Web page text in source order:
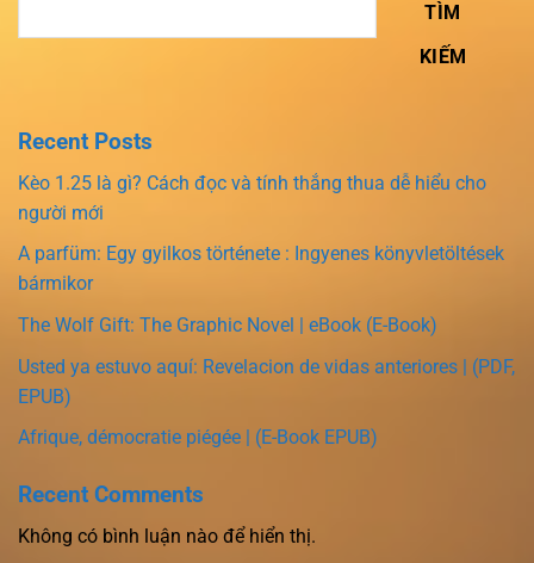
TÌM
KIẾM
Recent Posts
Kèo 1.25 là gì? Cách đọc và tính thắng thua dễ hiểu cho
người mới
A parfüm: Egy gyilkos története : Ingyenes könyvletöltések
bármikor
The Wolf Gift: The Graphic Novel | eBook (E-Book)
Usted ya estuvo aquí: Revelacion de vidas anteriores | (PDF,
EPUB)
Afrique, démocratie piégée | (E-Book EPUB)
Recent Comments
Không có bình luận nào để hiển thị.